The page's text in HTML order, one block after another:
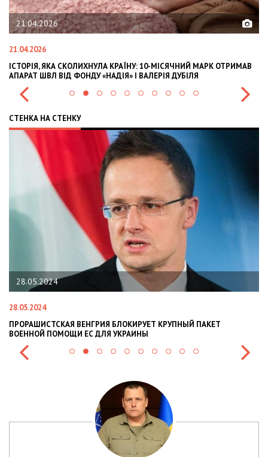
21.04.2026
21.04.2026
ІСТОРІЯ, ЯКА СКОЛИХНУЛА КРАЇНУ: 10-МІСЯЧНИЙ МАРК ОТРИМАВ
АПАРАТ ШВЛ ВІД ФОНДУ «НАДІЯ» І ВАЛЕРІЯ ДУБІЛЯ
СТЕНКА НА СТЕНКУ
28.05.2024
28.05.2024
ПРОРАШИСТСКАЯ ВЕНГРИЯ БЛОКИРУЕТ КРУПНЫЙ ПАКЕТ
ВОЕННОЙ ПОМОЩИ ЕС ДЛЯ УКРАИНЫ